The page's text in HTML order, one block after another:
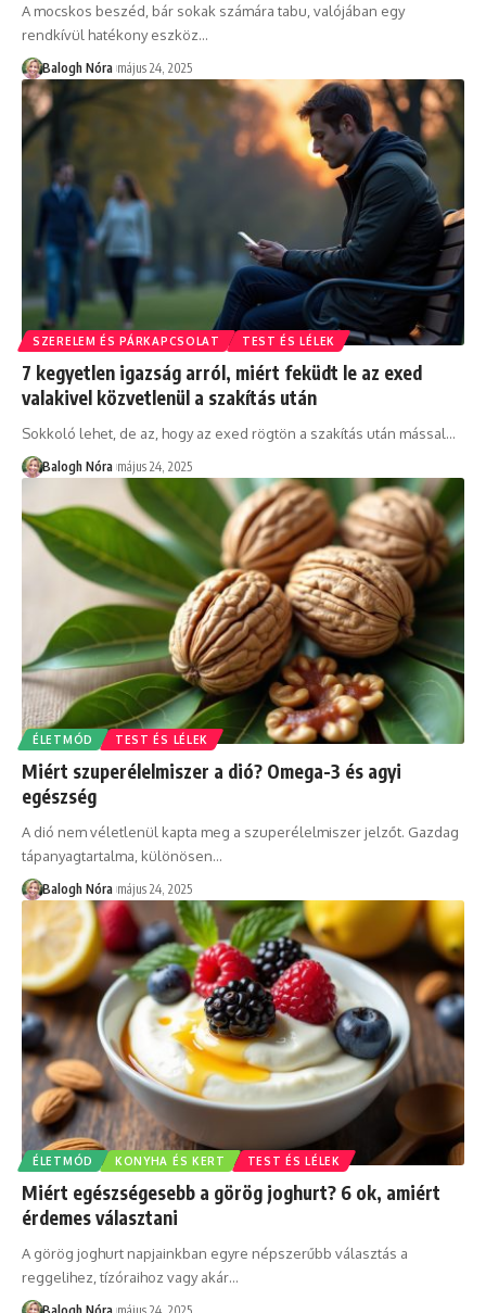
A mocskos beszéd, bár sokak számára tabu, valójában egy
rendkívül hatékony eszköz…
Balogh Nóra május 24, 2025
SZERELEM ÉS PÁRKAPCSOLAT TEST ÉS LÉLEK
7 kegyetlen igazság arról, miért feküdt le az exed
valakivel közvetlenül a szakítás után
Sokkoló lehet, de az, hogy az exed rögtön a szakítás után mással…
Balogh Nóra május 24, 2025
ÉLETMÓD TEST ÉS LÉLEK
Miért szuperélelmiszer a dió? Omega-3 és agyi
egészség
A dió nem véletlenül kapta meg a szuperélelmiszer jelzőt. Gazdag
tápanyagtartalma, különösen…
Balogh Nóra május 24, 2025
ÉLETMÓD KONYHA ÉS KERT TEST ÉS LÉLEK
Miért egészségesebb a görög joghurt? 6 ok, amiért
érdemes választani
A görög joghurt napjainkban egyre népszerűbb választás a
reggelihez, tízóraihoz vagy akár…